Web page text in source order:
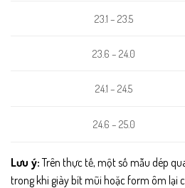
23.1 – 23.5
23.6 – 24.0
24.1 – 24.5
24.6 – 25.0
Lưu ý:Trên thực tế, một số mẫu dép
trong khi giày bít mũi hoặc form ôm lại